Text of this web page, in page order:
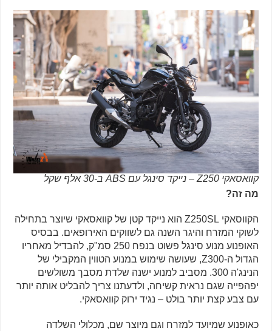
קוואסאקי Z250 – נייקד סינגל עם ABS ב-30 אלף שקל
מה זה?
הקווסאקי Z250SL הוא נייקד קטן של קוואסאקי שיוצר בתחילה
לשוקי המזרח והיגר השנה גם לשווקים האירופאים. בבסיס
האופנוע מנוע סינגל פשוט בנפח 250 סמ"ק, להבדיל מאחריו
הגדול ה-Z300, שעושה שימוש במנוע הטווין המקבילי של
הנינג'ה 300. מסביב למנוע ישנה שלדת מסבך משולשים
יפהפייה שגם נראית קשיחה, ולדעתנו צריך להבליט אותה יותר
עם צבע קצת יותר בולט – נגיד ירוק קוואסאקי.
כאופנוע שמיועד למזרח וגם מיוצר שם, מכלולי השלדה